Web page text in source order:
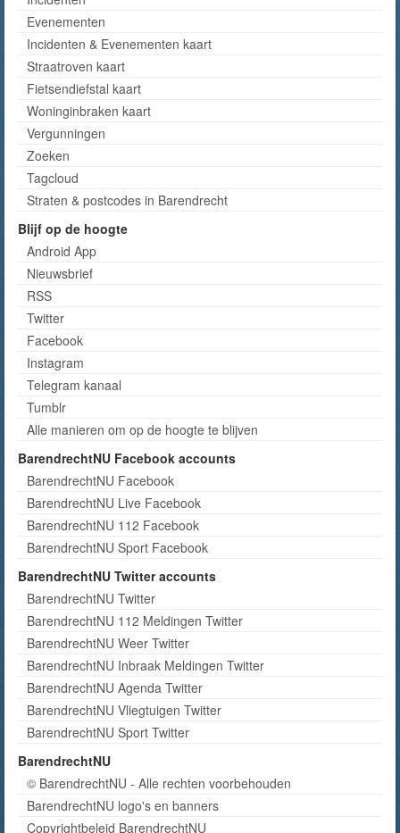
Evenementen
Incidenten & Evenementen kaart
Straatroven kaart
Fietsendiefstal kaart
Woninginbraken kaart
Vergunningen
Zoeken
Tagcloud
Straten & postcodes in Barendrecht
Blijf op de hoogte
Android App
Nieuwsbrief
RSS
Twitter
Facebook
Instagram
Telegram kanaal
Tumblr
Alle manieren om op de hoogte te blijven
BarendrechtNU Facebook accounts
BarendrechtNU Facebook
BarendrechtNU Live Facebook
BarendrechtNU 112 Facebook
BarendrechtNU Sport Facebook
BarendrechtNU Twitter accounts
BarendrechtNU Twitter
BarendrechtNU 112 Meldingen Twitter
BarendrechtNU Weer Twitter
BarendrechtNU Inbraak Meldingen Twitter
BarendrechtNU Agenda Twitter
BarendrechtNU Vliegtuigen Twitter
BarendrechtNU Sport Twitter
BarendrechtNU
© BarendrechtNU - Alle rechten voorbehouden
BarendrechtNU logo's en banners
Copyrightbeleid BarendrechtNU